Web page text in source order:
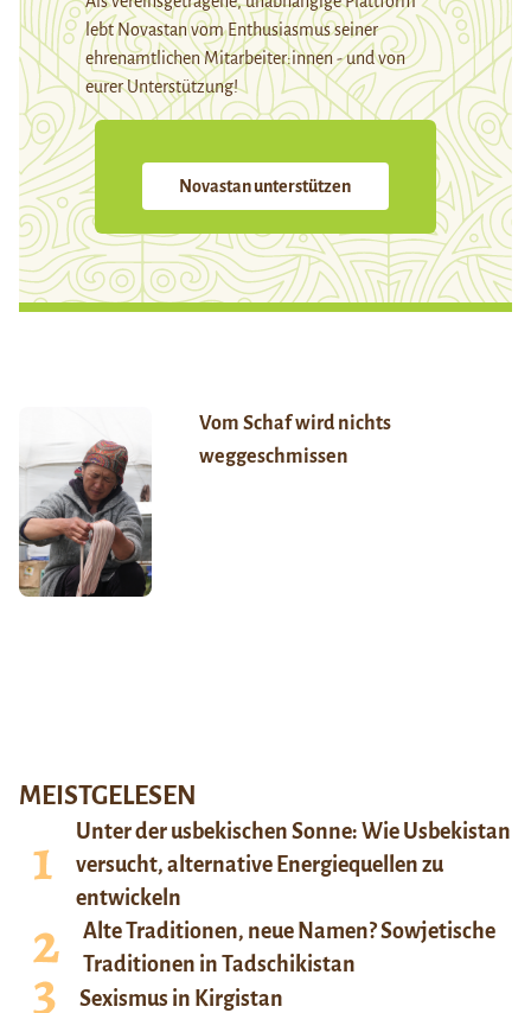
lebt Novastan vom Enthusiasmus seiner
ehrenamtlichen Mitarbeiter:innen - und von
eurer Unterstützung!
Novastan unterstützen
Vom Schaf wird nichts
weggeschmissen
MEISTGELESEN
Unter der usbekischen Sonne: Wie Usbekistan
versucht, alternative Energiequellen zu
entwickeln
Alte Traditionen, neue Namen? Sowjetische
Traditionen in Tadschikistan
Sexismus in Kirgistan